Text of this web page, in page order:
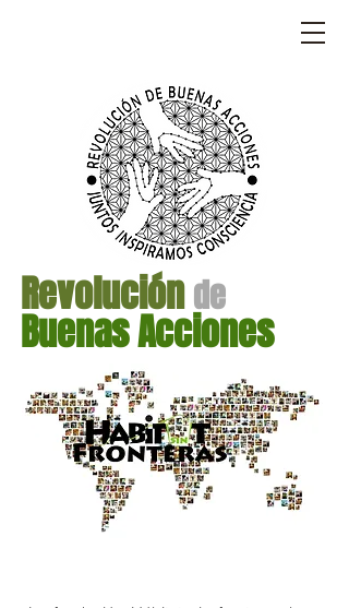
Revoluciónde
Buenas Acciones